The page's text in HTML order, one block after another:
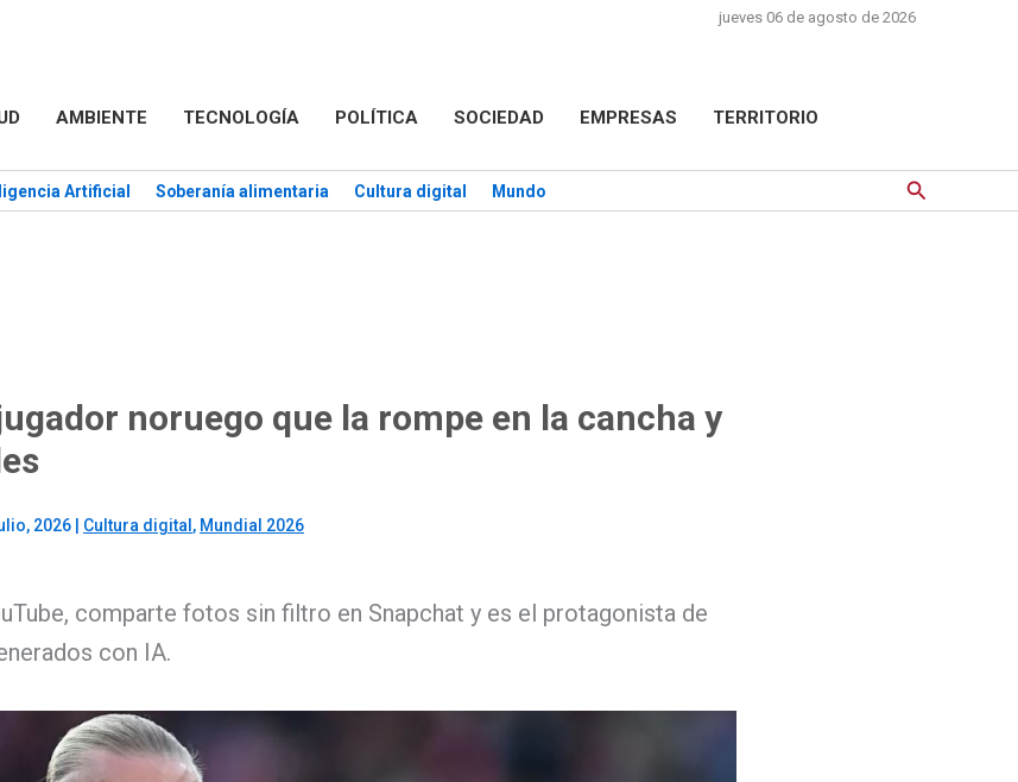
jueves 06 de agosto de 2026
AMBIENTE TECNOLOGÍA POLÍTICA SOCIEDAD EMPRESAS TERRITORIO
Artificial Soberanía alimentaria Cultura digital Mundo Buscar
noruego que la rompe en la cancha y
2026 Cultura digital , Mundial 2026
comparte fotos sin filtro en Snapchat y es el protagonista de
con IA.